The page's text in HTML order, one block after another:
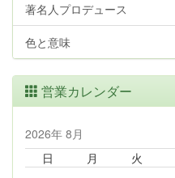
著名人プロデュース
色と意味
営業カレンダー
2026年 8月
日
月 火